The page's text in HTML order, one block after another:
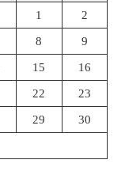
1 2
8 9
15 16
22 23
29 30